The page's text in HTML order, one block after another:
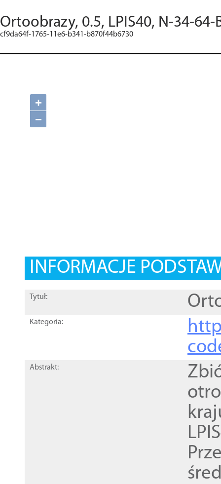
Ortoobrazy, 0.5, LPIS40, N-34-64-
cf9da64f-1765-11e6-b341-b870f44b6730
+
−
INFORMACJE
Tytuł:
Kategoria:
Abstrakt: